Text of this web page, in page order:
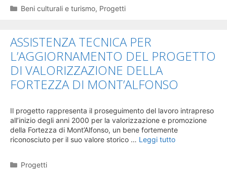
Categorie
Beni culturali e turismo, Progetti
ASSISTENZA TECNICA PER
L’AGGIORNAMENTO DEL PROGETTO
DI VALORIZZAZIONE DELLA
FORTEZZA DI MONT’ALFONSO
Il progetto rappresenta il proseguimento del lavoro intrapreso
all’inizio degli anni 2000 per la valorizzazione e promozione
della Fortezza di Mont’Alfonso, un bene fortemente
riconosciuto per il suo valore storico … Leggi tutto
Categorie
Progetti